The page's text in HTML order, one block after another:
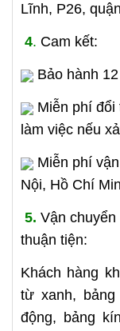
Lĩnh, P26,
4. Cam kết:
Bảo hành
Miễn phí đổi
làm việc nếu
Miễn phí
Nội, Hồ Chí
5. Vận
thuận tiện:
Khách hàng
từ xanh,
động, bảng